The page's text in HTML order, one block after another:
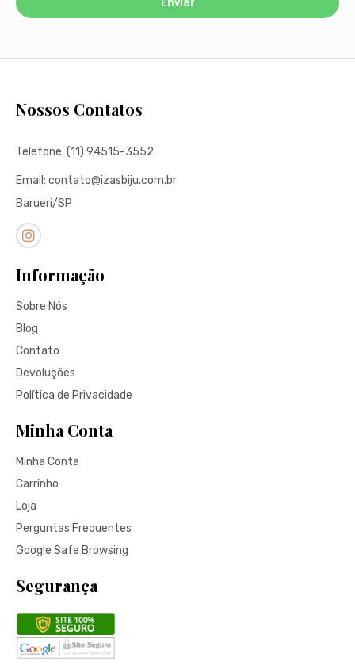
Nossos Contatos
Telefone: (11) 94515-3552
Email: contato@izasbiju.com.br
Barueri/SP
Informação
Sobre Nós
Blog
Contato
Devoluções
Política de Privacidade
Minha Conta
Minha Conta
Carrinho
Loja
Perguntas Frequentes
Google Safe Browsing
Segurança